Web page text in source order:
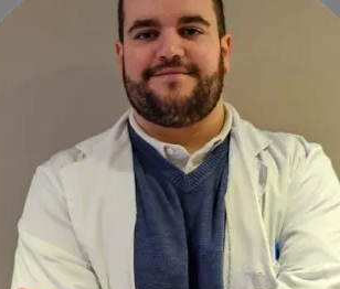
en las marcas líderes del